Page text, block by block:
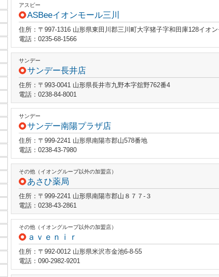
アスビー
ASBeeイオンモール三川
住所：〒997-1316 山形県東田川郡三川町大字猪子字和田庫128イオン
電話：0235-68-1566
サンデー
サンデー長井店
住所：〒993-0041 山形県長井市九野本字舘野762番4
電話：0238-84-8001
サンデー
サンデー南陽プラザ店
住所：〒999-2241 山形県南陽市郡山578番地
電話：0238-43-7980
その他（イオングループ以外の加盟店）
あさひ薬局
住所：〒999-2241 山形県南陽市郡山８７７‐３
電話：0238-43-2861
その他（イオングループ以外の加盟店）
ａｖｅｎｉｒ
住所：〒992-0012 山形県米沢市金池6-8-55
電話：090-2982-9201